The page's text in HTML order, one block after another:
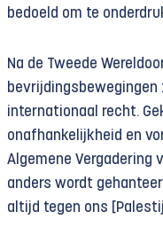
bedoeld om te
Na de Tweede
bevrijdingsbewegingen
internationaal recht.
onafhankelijkheid en
Algemene Vergadering
anders wordt
altijd tegen ons